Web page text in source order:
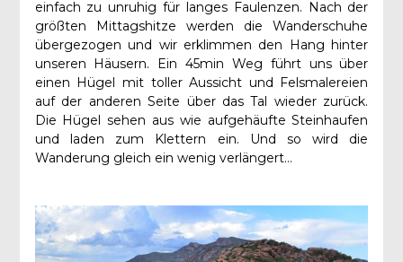
einfach zu unruhig für langes Faulenzen. Nach der
größten Mittagshitze werden die Wanderschuhe
übergezogen und wir erklimmen den Hang hinter
unseren Häusern. Ein 45min Weg führt uns über
einen Hügel mit toller Aussicht und Felsmalereien
auf der anderen Seite über das Tal wieder zurück.
Die Hügel sehen aus wie aufgehäufte Steinhaufen
und laden zum Klettern ein. Und so wird die
Wanderung gleich ein wenig verlängert…